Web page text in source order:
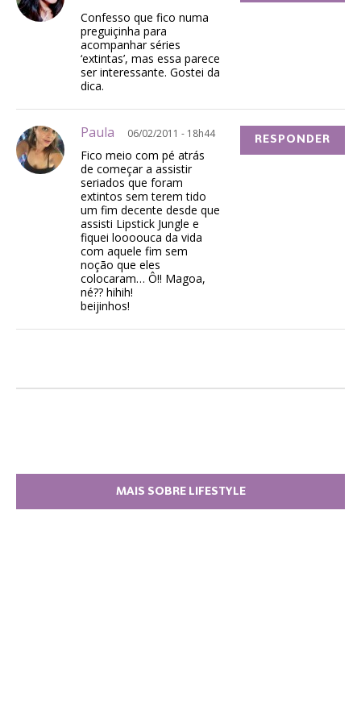
Confesso que fico numa
preguiçinha para
acompanhar séries
‘extintas’, mas essa parece
ser interessante. Gostei da
dica.
Paula 06/02/2011 - 18h44
Fico meio com pé atrás
de começar a assistir
seriados que foram
extintos sem terem tido
um fim decente desde que
assisti Lipstick Jungle e
fiquei loooouca da vida
com aquele fim sem
noção que eles
colocaram… Ô!! Magoa,
né?? hihih!
beijinhos!
RESPONDER
MAIS SOBRE LIFESTYLE